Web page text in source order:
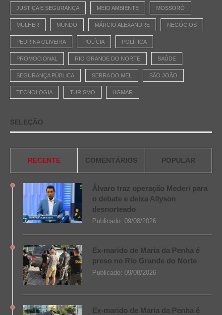
JUSTIÇA E SEGURANÇA MEIO AMBIENTE MOSSORÓ
MULHER MUNDO MÁRCIO ALEXANDRE NEGÓCIOS
PEDRINA OLIVEIRA POLÍCIA POLÍTICA
PROMOCIONAL RIO GRANDE DO NORTE SAÚDE
SEGURANÇA PÚBLICA SERRA DO MEL SÃO JOÃO
TECNOLOGIA TURISMO UGMAR
SELEÇÃO
RECENTE COMENTÁRIOS POPULAR
Álvaro traz operação Mederi para
o debate e deixa Allyson
desnorteado
Publicado: 09/08/2026
Ex-marido de Maria da Penha é
preso no Rio Grande do Norte
Publicado: 09/08/2026
Ex-marido de Maria da Penha é